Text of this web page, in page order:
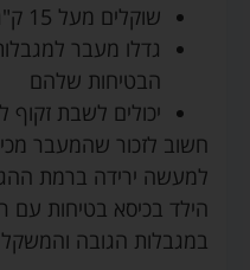
שוקלים מעל 15 ק"ג
גדלו מעבר
הבטיחות שלהם
יכולים לשבת זקוף
חשוב לזכור שהמעבר
למעשה ירידה ברמת
הילד בכיסא בטיחות עם
במגבלות הגובה